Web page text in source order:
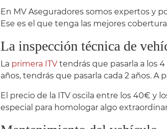
En MV Aseguradores somos expertos y
Ese es el que tenga las mejores
La inspección técnica de
La primera ITV tendrás que pasarla a los
años, tendrás que pasarla cada 2 años. A
El precio de la ITV oscila entre los 40€ y
especial para homologar algo